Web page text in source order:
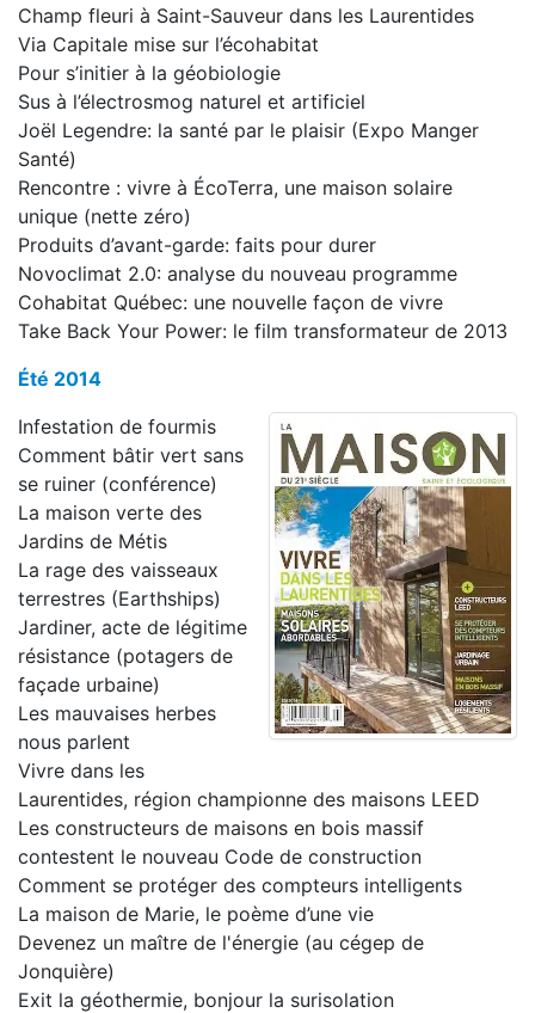
Champ fleuri à Saint-Sauveur dans les Laurentides
Via Capitale mise sur l’écohabitat
Pour s’initier à la géobiologie
Sus à l’électrosmog naturel et artificiel
Joël Legendre: la santé par le plaisir (Expo Manger
Santé)
Rencontre : vivre à ÉcoTerra, une maison solaire
unique (nette zéro)
Produits d’avant-garde: faits pour durer
Novoclimat 2.0: analyse du nouveau programme
Cohabitat Québec: une nouvelle façon de vivre
Take Back Your Power: le film transformateur de 2013
Été 2014
Infestation de fourmis
Comment bâtir vert sans
se ruiner (conférence)
La maison verte des
Jardins de Métis
La rage des vaisseaux
terrestres (Earthships)
Jardiner, acte de légitime
résistance (potagers de
façade urbaine)
Les mauvaises herbes
nous parlent
Vivre dans les
Laurentides, région championne des maisons LEED
Les constructeurs de maisons en bois massif
contestent le nouveau Code de construction
Comment se protéger des compteurs intelligents
La maison de Marie, le poème d’une vie
Devenez un maître de l'énergie (au cégep de
Jonquière)
Exit la géothermie, bonjour la surisolation